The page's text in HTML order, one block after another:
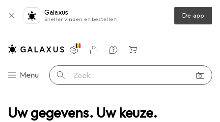
Uw gegevens. Uw keuze.
Galaxus
Sneller vinden en bestellen De app
Categorie navigatie
Menu Zoek op
Instellingen
Klantenaccount
Produktvergelijking
Verlanglijstje
Winkelmandje
+ Zeepbakje Zone Denmark Zone Zeepbakje Nova Zilvergrijs